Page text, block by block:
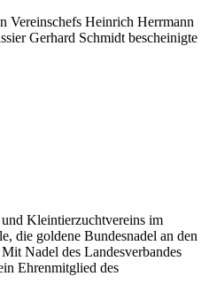
Vereinschefs Heinrich Herrmann
Gerhard Schmidt bescheinigte
Kleintierzuchtvereins im
die goldene Bundesnadel an den
Nadel des Landesverbandes
Ehrenmitglied des